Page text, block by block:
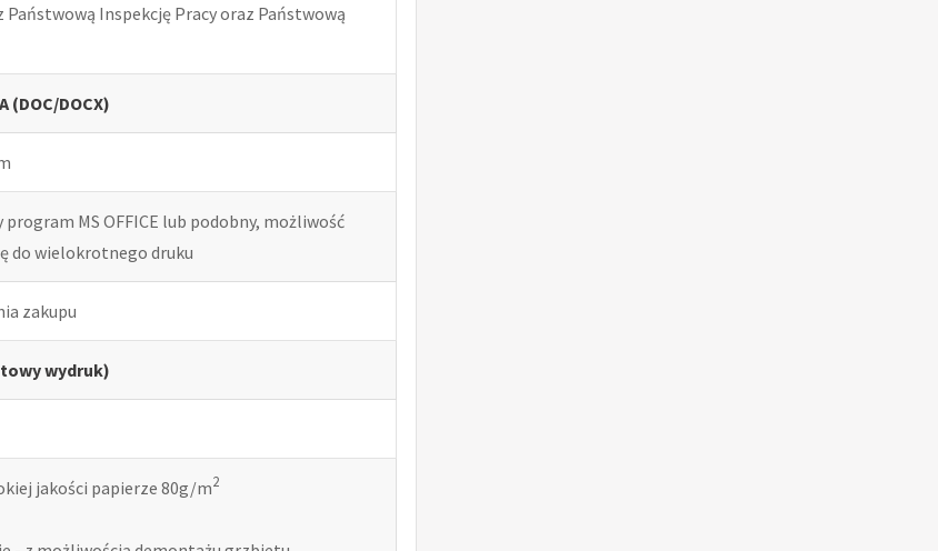
Inspekcję Pracy oraz Państwową
(DOC/DOCX)
program MS OFFICE lub podobny, możliwość
do wielokrotnego druku
zakupu
wydruk)
jakości papierze 80g/m2